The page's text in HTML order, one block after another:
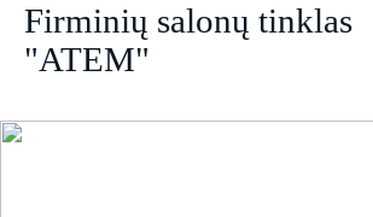
Firminių salonų tinklas
"ATEM"